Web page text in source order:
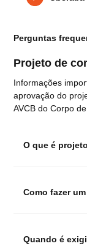
Perguntas
Projeto de
Informações
aprovação do
AVCB do Corpo
O que é
Como fazer
Quando é